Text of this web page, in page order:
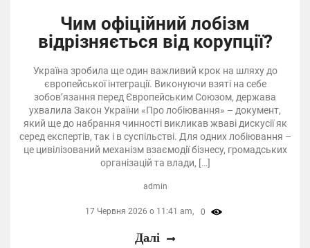
Чим офіційний лобізм
відрізняється від корупції?
Україна зробила ще один важливий крок на шляху до
європейської інтеграції. Виконуючи взяті на себе
зобов’язання перед Європейським Союзом, держава
ухвалила Закон України «Про лобіювання» – документ,
який ще до набрання чинності викликав жваві дискусії як
серед експертів, так і в суспільстві. Для одних лобіювання –
це цивілізований механізм взаємодії бізнесу, громадських
організацій та влади, […]
admin
17 Червня 2026 о 11:41 am, 0
Далі